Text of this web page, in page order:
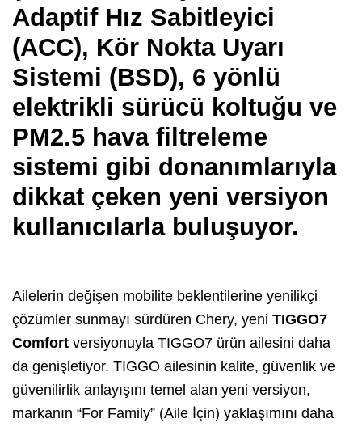
Adaptif Hız Sabitleyici
(ACC), Kör Nokta Uyarı
Sistemi (BSD), 6 yönlü
elektrikli sürücü koltuğu ve
PM2.5 hava filtreleme
sistemi gibi donanımlarıyla
dikkat çeken yeni versiyon
kullanıcılarla buluşuyor.
Ailelerin değişen mobilite beklentilerine yenilikçi
çözümler sunmayı sürdüren Chery, yeni TIGGO7
Comfort versiyonuyla TIGGO7 ürün ailesini daha
da genişletiyor. TIGGO ailesinin kalite, güvenlik ve
güvenilirlik anlayışını temel alan yeni versiyon,
markanın “For Family” (Aile İçin) yaklaşımını daha